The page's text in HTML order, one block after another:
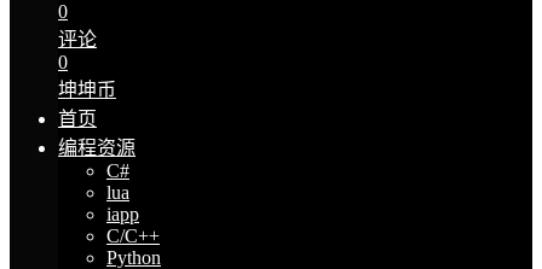
0
评论
0
坤坤币
首页
编程资源
C#
lua
iapp
C/C++
Python